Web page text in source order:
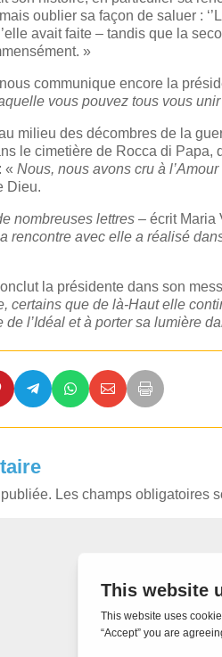
oublier sa façon de saluer :
avait faite – tandis que la
»
nous communique encore la
vous pouvez tous vous
milieu des décombres de la
le cimetière de Rocca di
«Nous, nous avons cru à l’Amour
Dieu.
nombreuses lettres –écrit Maria
rencontre avec elle a réalisé
la présidente dans son
certains que de là-Haut elle
l’Idéal et à porter sa lumière
Les champs obligatoires